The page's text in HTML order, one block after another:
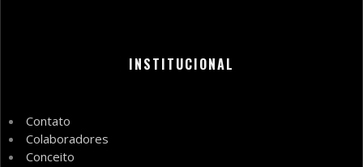
INSTITUCIONAL
Contato
Colaboradores
Conceito